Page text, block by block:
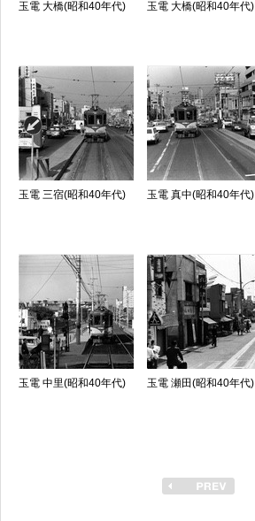
玉電 大橋(昭和40年代) 玉電 大橋(昭和40年代)
玉電 三宿(昭和40年代) 玉電 真中(昭和40年代)
玉電 中里(昭和40年代) 玉電 瀬田(昭和40年代)